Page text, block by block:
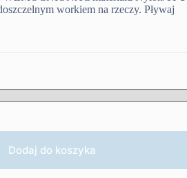
workiem na rzeczy. Pływaj
Dodaj do koszyka